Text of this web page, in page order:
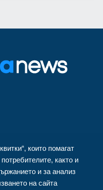
които помагат
както и
и за анализ
на сайта